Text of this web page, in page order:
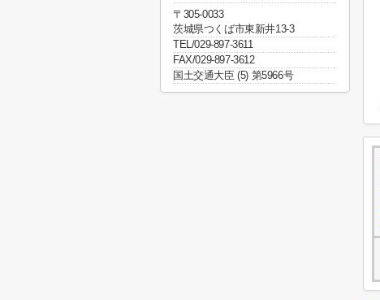
〒305-0033
茨城県つくば市東新井13-3
TEL/029-897-3611
FAX/029-897-3612
国土交通大臣 (5) 第5966号